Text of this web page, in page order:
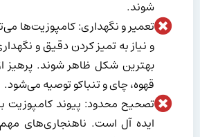
شوند.
تعمیر و نگهداری: کامپوزیت‌ها
و نیاز به تمیز کردن دقیق و
بهترین شکل ظاهر شوند. پرهیز
قهوه، چای و تنباکو توصیه می‌شود.
تصحیح محدود: پیوند کامپوزیت
ایده آل است. ناهنجاری‌های